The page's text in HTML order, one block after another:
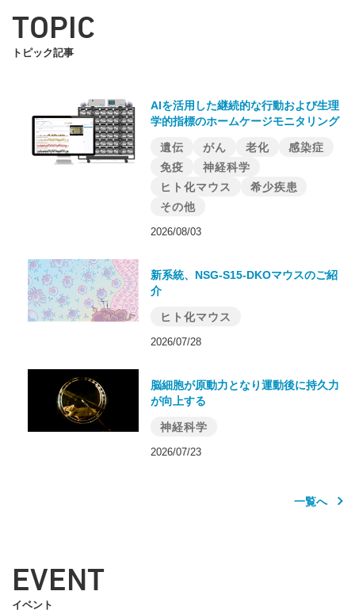
TOPIC
トピック記事
AIを活用した継続的な行動および生理
学的指標のホームケージモニタリング
遺伝 がん 老化
感染症
免疫
神経科学
ヒト化マウス
希少疾患
その他
2026/08/03
新系統、NSG-S15-DKOマウスのご紹
介
ヒト化マウス
2026/07/28
脳細胞が原動力となり運動後に持久力
が向上する
神経科学
2026/07/23
一覧へ
EVENT
イベント